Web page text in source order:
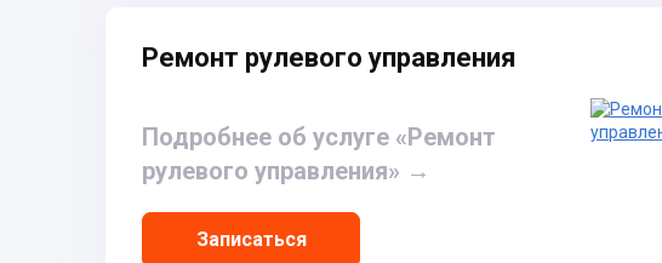
Ремонт рулевого управления
Подробнее об услуге «Ремонт
рулевого управления» →
Записаться